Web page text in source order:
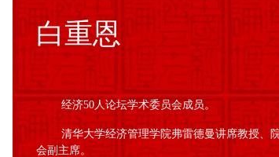
白重恩
经济50人论坛学术委员会成员。
清华大学经济管理学院弗雷德曼讲席教授、
会副主席。